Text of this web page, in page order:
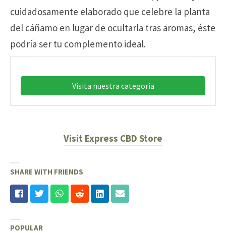
cuidadosamente elaborado que celebre la planta
del cáñamo en lugar de ocultarla tras aromas, éste
podría ser tu complemento ideal.
Visita nuestra categoria
Visit Express CBD Store
SHARE WITH FRIENDS
POPULAR